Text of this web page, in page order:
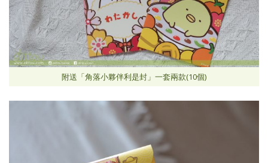
附送「角落小夥伴利是封」一套兩款(10個)